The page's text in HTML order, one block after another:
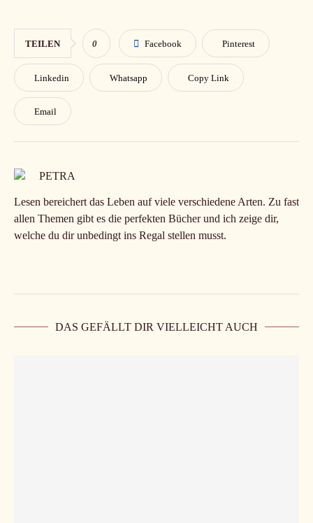
TEILEN 0 Facebook Pinterest
Linkedin Whatsapp Copy Link
Email
PETRA
Lesen bereichert das Leben auf viele verschiedene Arten. Zu fast
allen Themen gibt es die perfekten Bücher und ich zeige dir,
welche du dir unbedingt ins Regal stellen musst.
DAS GEFÄLLT DIR VIELLEICHT AUCH